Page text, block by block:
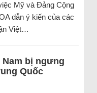
Mỹ và Đảng Cộng
dẫn ý kiến của các
Việt…
Nam bị ngưng
Quốc